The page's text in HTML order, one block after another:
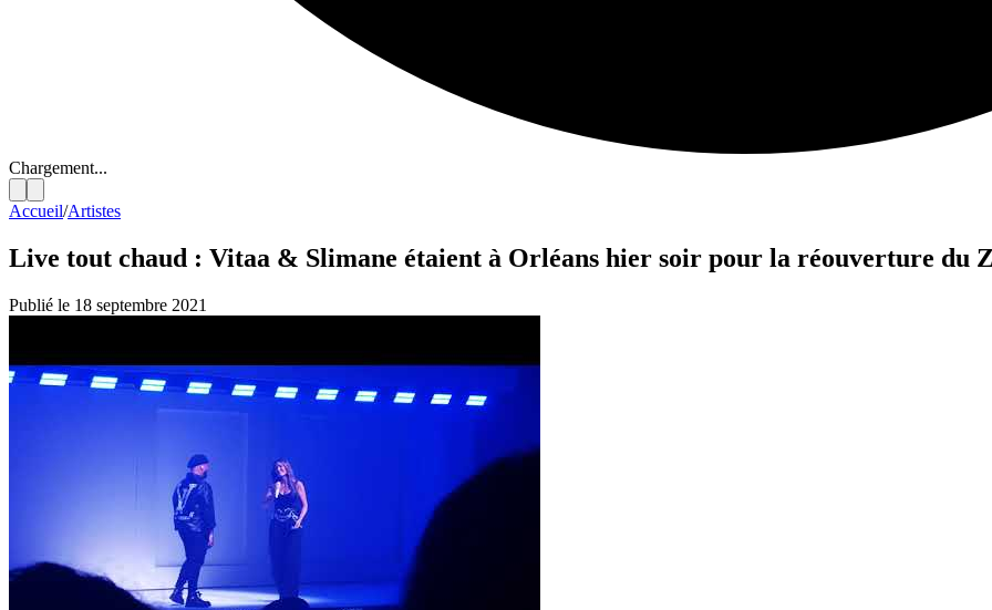
Chargement...
Accueil/Artistes
Live tout chaud : Vitaa & Slimane étaient à Orléans hier soir pour la réouverture du
Publié le 18 septembre 2021